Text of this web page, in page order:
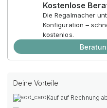
Kostenlose
Die Regalmacher
Konfiguration –
kostenlos.
Deine Vorteile
Kauf auf Rechnung